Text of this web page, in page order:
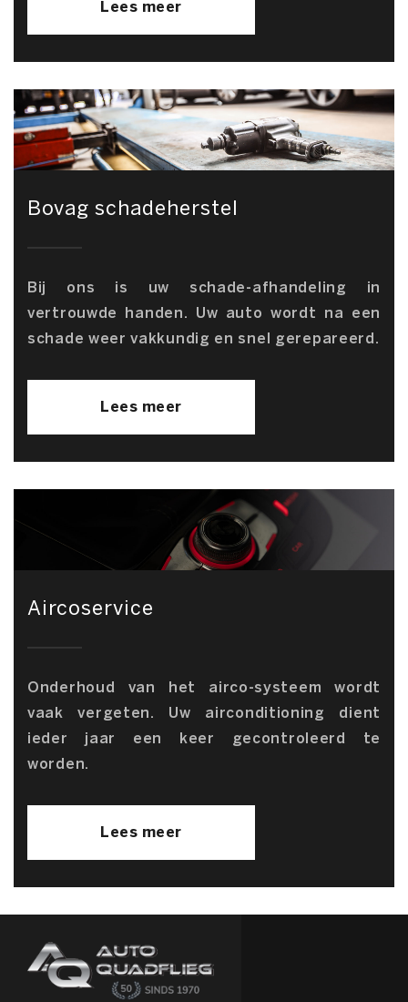
Lees meer
Bovag schadeherstel
Bij ons is uw schade-afhandeling in
vertrouwde handen. Uw auto wordt na een
schade weer vakkundig en snel gerepareerd.
Lees meer
Aircoservice
Onderhoud van het airco-systeem wordt
vaak vergeten. Uw airconditioning dient
ieder jaar een keer gecontroleerd te
worden.
Lees meer